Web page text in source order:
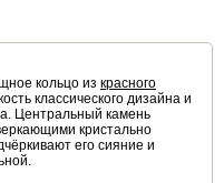
кольцо из красного
классического дизайна и
Центральный камень
кристально
его сияние и